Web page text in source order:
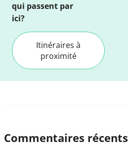
qui passent par
ici?
Itinéraires à
proximité
Commentaires récents